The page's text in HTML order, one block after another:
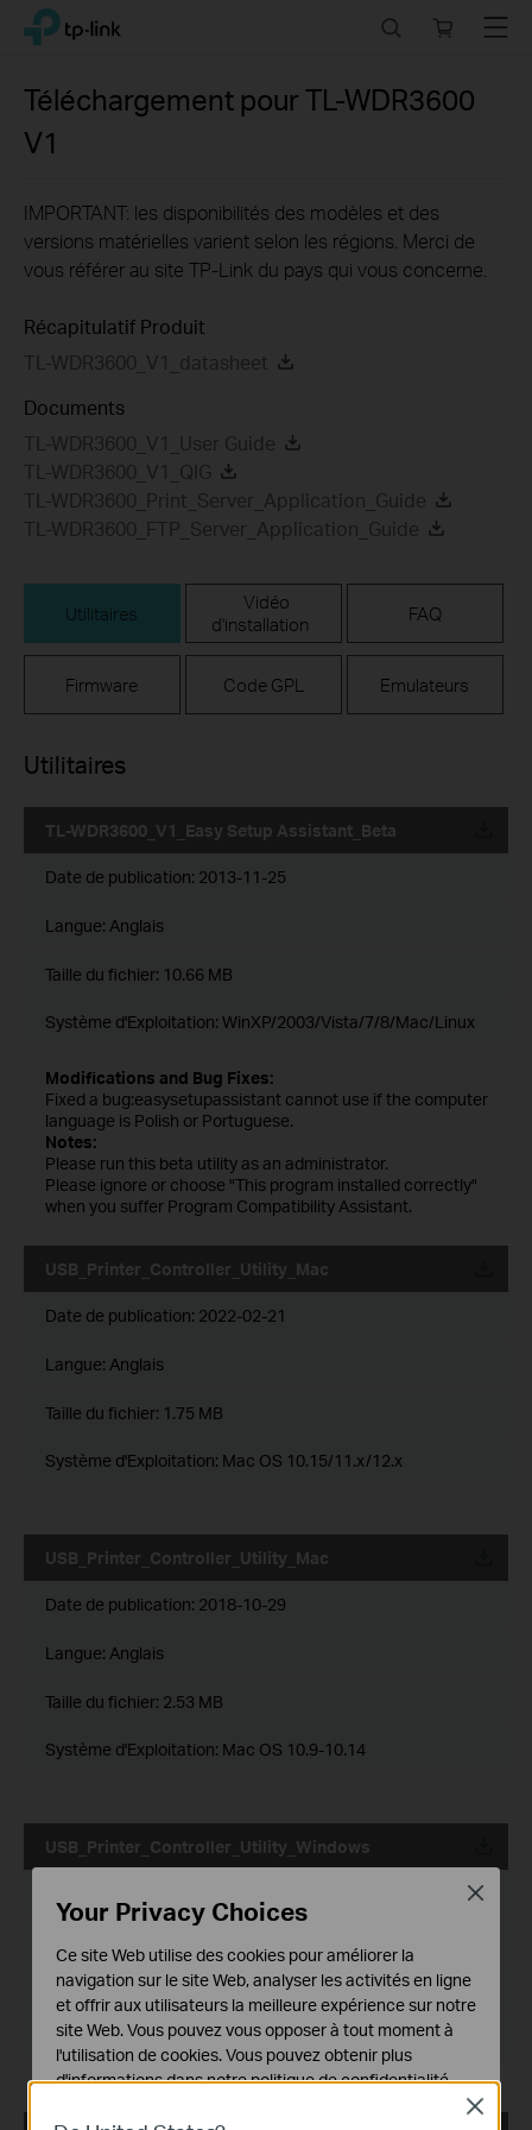
Click
the
navigation
TP-Link, Reliably Smart
store
Menu
Téléchargement pourTL-WDR3600
V1
IMPORTANT: les disponibilités des modèles et des
versions matérielles varient selon les régions. Merci de
vous référer au site TP-Link du pays qui vous concerne.
Récapitulatif Produit
TL-WDR3600_V1_datasheet
Documents
TL-WDR3600_V1_User Guide
TL-WDR3600_V1_QIG
TL-WDR3600_Print_Server_Application_Guide
TL-WDR3600_FTP_Server_Application_Guide
Utilitaires
Vidéo
d'installation
FAQ
Firmware Code GPL Emulateurs
Utilitaires
TL-WDR3600_V1_Easy Setup Assistant_Beta
Date de publication: 2013-11-25
Langue: Anglais
Taille du fichier: 10.66 MB
Système d'Exploitation: WinXP/2003/Vista/7/8/Mac/Linux
Modifications and Bug Fixes:
Fixed a bug:easysetupassistant cannot use if the computer
language is Polish or Portuguese.
Notes:
Please run this beta utility as an administrator.
Please ignore or choose "This program installed correctly"
when you suffer Program Compatibility Assistant.
USB_Printer_Controller_Utility_Mac
Date de publication: 2022-02-21
Langue: Anglais
Taille du fichier: 1.75 MB
Système d'Exploitation: Mac OS 10.15/11.x/12.x
USB_Printer_Controller_Utility_Mac
Date de publication: 2018-10-29
Langue: Anglais
Taille du fichier: 2.53 MB
Système d'Exploitation: Mac OS 10.9-10.14
USB_Printer_Controller_Utility_Windows
Taille du fichier: 14.6 MB
Système d'Exploitation: WinXP/Vista/7/8/8.1/10
Close
Your Privacy Choices
Ce site Web utilise des cookies pour améliorer la
navigation sur le site Web, analyser les activités en ligne
et offrir aux utilisateurs la meilleure expérience sur notre
site Web. Vous pouvez vous opposer à tout moment à
l'utilisation de cookies. Vous pouvez obtenir plus
d'informations dans notrepolitique de confidentialité.
Cookies basiques
Close